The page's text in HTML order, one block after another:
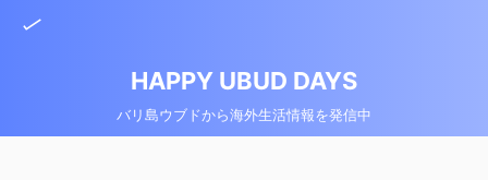
HAPPY UBUD DAYS
バリ島ウブドから海外生活情報を発信中